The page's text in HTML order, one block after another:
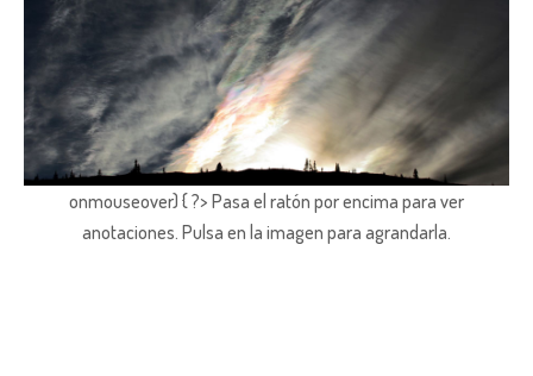
onmouseover) { ?> Pasa el ratón por encima para ver
anotaciones. Pulsa en la imagen para agrandarla.